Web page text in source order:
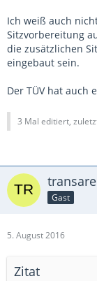
Ich weiß auch
Sitzvorbereitung
die zusätzlichen
eingebaut sein.
Der TÜV hat auch
3 Mal editiert,
Gast
5. August 2016
Zitat